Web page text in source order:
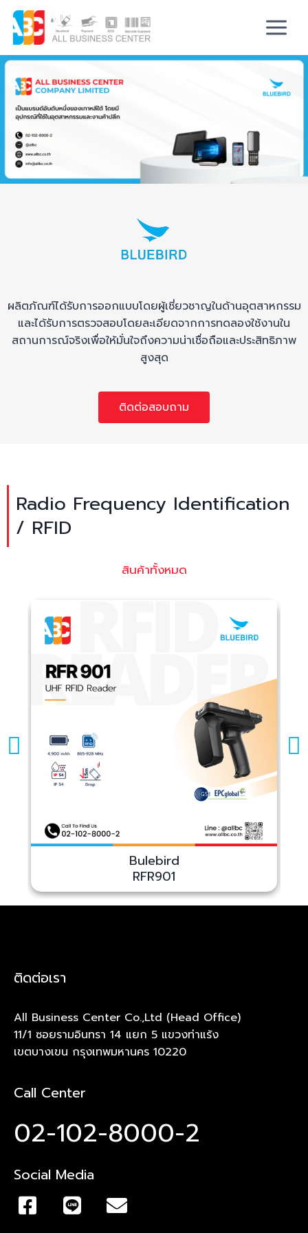
ผลิตภัณฑ์ได้รับการออกแบบโดยผู้เชี่ยวชาญในด้านอุตสาหกรรม
และได้รับการตรวจสอบโดยละเอียดจากการทดลองใช้งานใน
สถานการณ์จริงเพื่อให้มั่นใจถึงความน่าเชื่อถือและประสิทธิภาพ
สูงสุด
ติดต่อสอบถาม
Radio Frequency Identification
/ RFID
สินค้าทั้งหมด
Bulebird
RFR901
ติดต่อเรา
All Business Center Co.,Ltd (Head Office)
11/1 ซอยรามอินทรา 14 แยก 5 แขวงท่าแร้ง
เขตบางเขน กรุงเทพมหานคร 10220
Call Center
02-102-8000-2
Social Media